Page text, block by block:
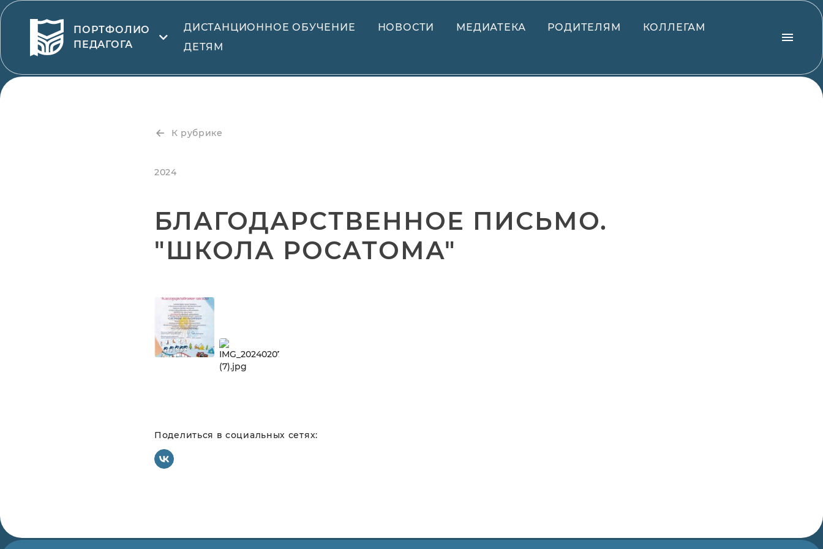
ПОРТФОЛИО
ПЕДАГОГА
ДИСТАНЦИОННОЕ ОБУЧЕНИЕ НОВОСТИ МЕДИАТЕКА РОДИТЕЛЯМ
КОЛЛЕГАМ
ДЕТЯМ
К рубрике
2024
БЛАГОДАРСТВЕННОЕ ПИСЬМО.
"ШКОЛА РОСАТОМА"
Поделиться в социальных сетях: